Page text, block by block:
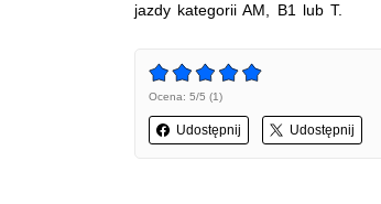
jazdy kategorii AM, B1 lub T.
Ocena: 5/5 (1)
Udostępnij Udostępnij